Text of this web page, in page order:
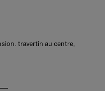
travertin au centre,